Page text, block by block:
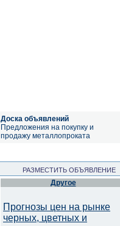
Доска объявлений
Предложения на покупку и
продажу металлопроката
РАЗМЕСТИТЬ ОБЪЯВЛЕНИЕ
Другое
Прогнозы цен на рынке
черных, цветных и